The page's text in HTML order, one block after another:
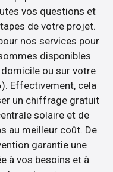
vos questions et
de votre projet.
nos services pour
disponibles
ou sur votre
Effectivement, cela
un chiffrage gratuit
solaire et de
au meilleur coût. De
garantie une
à vos besoins et à